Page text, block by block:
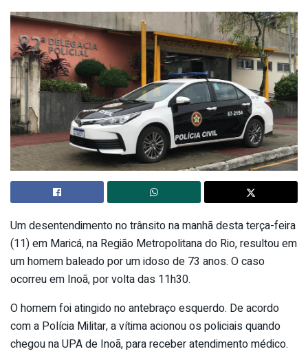
Um desentendimento no trânsito na manhã desta terça-feira
(11) em Maricá, na Região Metropolitana do Rio, resultou em
um homem baleado por um idoso de 73 anos. O caso
ocorreu em Inoã, por volta das 11h30.
O homem foi atingido no antebraço esquerdo. De acordo
com a Polícia Militar, a vítima acionou os policiais quando
chegou na UPA de Inoã, para receber atendimento médico.